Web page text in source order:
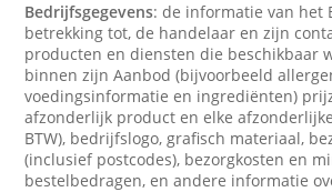
Bedrijfsgegevens: de informatie van het
betrekking tot, de handelaar en zijn
producten en diensten die beschikbaar
binnen zijn Aanbod (bijvoorbeeld
voedingsinformatie en ingrediënten)
afzonderlijk product en elke
BTW), bedrijfslogo, grafisch materiaal,
(inclusief postcodes), bezorgkosten en
bestelbedragen, en andere informatie